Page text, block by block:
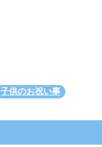
子供のお祝い事